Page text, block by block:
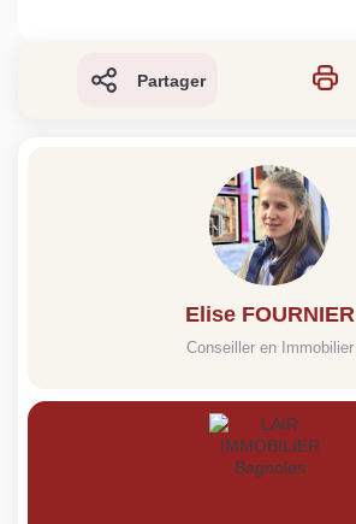
Partager
Elise FOURNIER
Conseiller en Immobilier